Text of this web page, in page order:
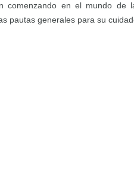
comenzando en el mundo de
pautas generales para su